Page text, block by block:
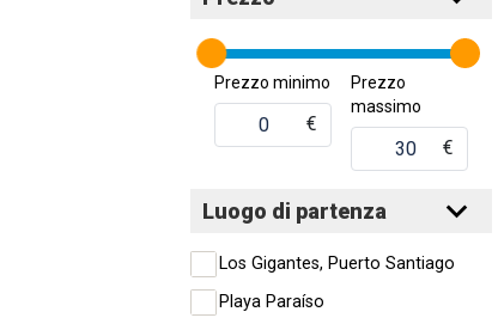
Prezzo minimo
€
Prezzo
massimo
€
Luogo di partenza
Los Gigantes, Puerto Santiago
Playa Paraíso